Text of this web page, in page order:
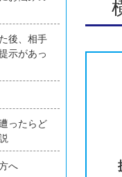
かどうかお悩
と言われた
応にお悩みの
けた後、相手
の提示があっ